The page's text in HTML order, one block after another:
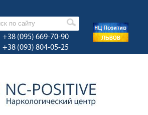
+38 (095) 669-70-90
+38 (093) 804-05-25